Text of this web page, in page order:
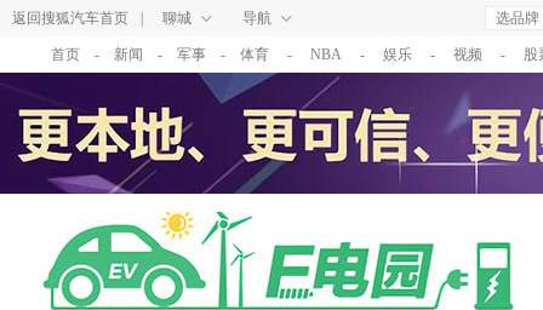
返回搜狐汽车首页 聊城 导航 选品牌
首页 - 新闻 - 军事 - 体育 - NBA - 娱乐 - 视频 - 股